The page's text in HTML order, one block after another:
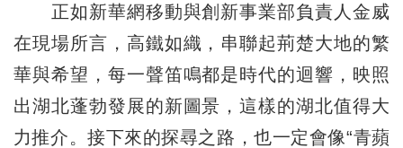
正如新華網移動與創新事業部負責人金威
在現場所言，高鐵如織，串聯起荊楚大地的繁
華與希望，每一聲笛鳴都是時代的迴響，映照
出湖北蓬勃發展的新圖景，這樣的湖北值得大
力推介。接下來的探尋之路，也一定會像“青蘋